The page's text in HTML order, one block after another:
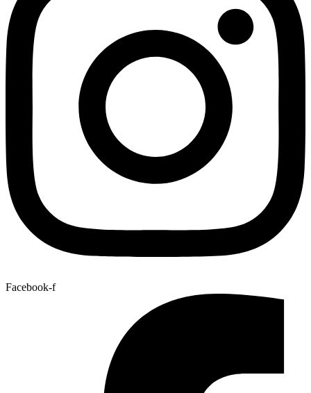
Facebook-f